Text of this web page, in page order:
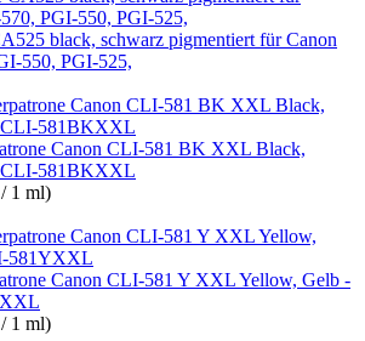
black, schwarz pigmentiert für Canon
550, PGI-525,
Canon CLI-581 BK XXL Black,
CLI-581BKXXL
1 ml)
Canon CLI-581 Y XXL Yellow, Gelb -
1 ml)